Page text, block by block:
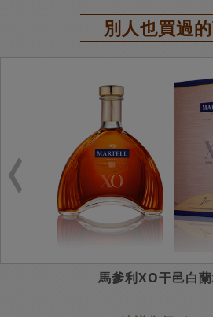
別人也買過
馬爹利XO干邑白